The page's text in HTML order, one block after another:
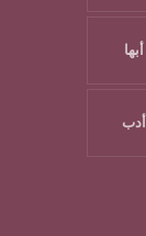
أبها
أدب